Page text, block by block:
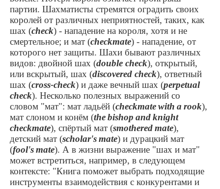
партии. Шахматисты стремятся оградить своих
королей от различных неприятностей, таких, как
шах (check) - нападение на короля, хотя и не
смертельное; и мат (checkmate) - нападение, от
которого нет защиты. Шахи бывают различных
видов: двойной шах (double check), открытый,
или вскрытый, шах (discovered check), ответный
шах (cross-check) и даже вечный шах (perpetual
check). Несколько полезных выражений со
словом "мат": мат ладьёй (checkmatewith a rook),
мат слоном и конём (thebishop andknight
checkmate), спёртый мат (smotheredmate),
детский мат (scholar'smate) и дурацкий мат
(fool'smate). А в жизни выражение "шах и мат"
может встретиться, например, в следующем
контексте: "Книга поможет выбрать подходящие
инструменты взаимодействия с конкурентами и